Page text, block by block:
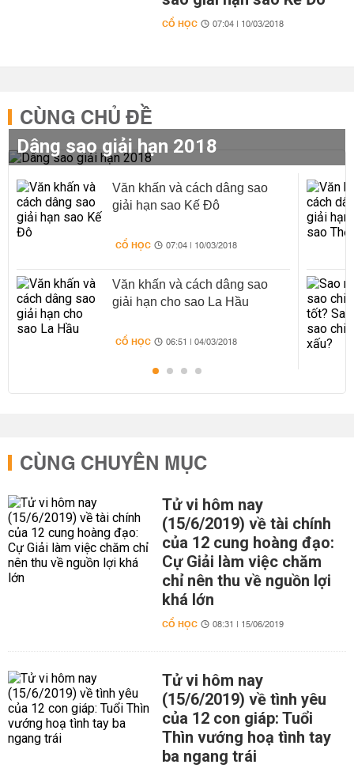
CỔ HỌC 07:04 | 10/03/2018
CÙNG CHỦ ĐỀ
Dâng sao giải hạn 2018
Văn khấn và cách dâng sao
giải hạn sao Kế Đô
CỔ HỌC 07:04 | 10/03/2018
Văn khấn và cách dâng sao
giải hạn cho sao La Hầu
CỔ HỌC 06:51 | 04/03/2018
CÙNG CHUYÊN MỤC
Tử vi hôm nay
(15/6/2019) về tài chính
của 12 cung hoàng đạo:
Cự Giải làm việc chăm
chỉ nên thu về nguồn lợi
khá lớn
CỔ HỌC 08:31 | 15/06/2019
Tử vi hôm nay
(15/6/2019) về tình yêu
của 12 con giáp: Tuổi
Thìn vướng hoạ tình tay
ba ngang trái